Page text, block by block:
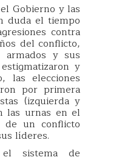
Gobierno y las
duda el tiempo
contra
del conflicto,
armados y sus
y
las elecciones
por primera
(izquierda y
las urnas en el
un conflicto
líderes.
sistema de